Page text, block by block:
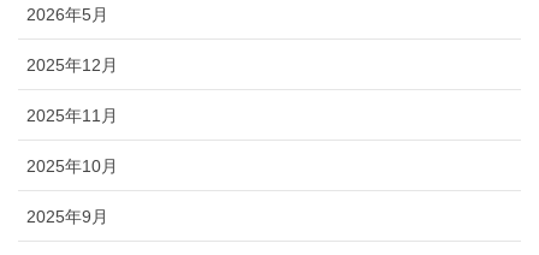
2026年5月
2025年12月
2025年11月
2025年10月
2025年9月